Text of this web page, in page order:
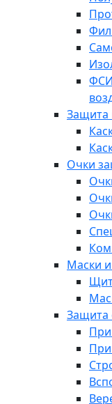
Защита
Очки
Маски
Защита